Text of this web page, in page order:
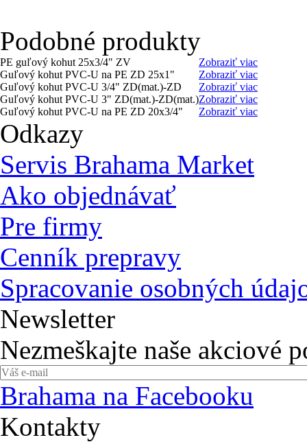
Podobné produkty
PE guľový kohut 25x3/4" ZV
Zobraziť viac
Guľový kohut PVC-U na PE ZD 25x1"
Zobraziť viac
Guľový kohut PVC-U 3/4" ZD(mat.)-ZD
Zobraziť viac
Guľový kohut PVC-U 3" ZD(mat.)-ZD(mat.)Zobraziť viac
Guľový kohut PVC-U na PE ZD 20x3/4"
Zobraziť viac
Odkazy
Servis Brahama Market
Ako objednávať
Pre firmy
Cenník prepravy
Spracovanie osobných
Newsletter
Nezmeškajte naše akciové
Brahama na Facebooku
Kontakty